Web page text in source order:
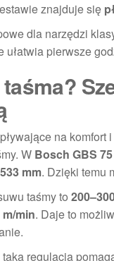
znajduje się
dla narzędzi
ułatwia pierwsze
na
W Bosch GBS
533 mm. Dzięki temu
taśmy to
min. Daje to
regulacja